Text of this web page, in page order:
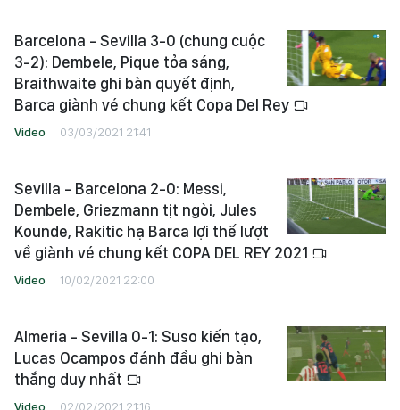
Barcelona - Sevilla 3-0 (chung cuộc
3-2): Dembele, Pique tỏa sáng,
Braithwaite ghi bàn quyết định,
Barca giành vé chung kết Copa Del Rey
Video 03/03/2021 21:41
Sevilla - Barcelona 2-0: Messi,
Dembele, Griezmann tịt ngòi, Jules
Kounde, Rakitic hạ Barca lợi thế lượt
về giành vé chung kết COPA DEL REY 2021
Video 10/02/2021 22:00
Almeria - Sevilla 0-1: Suso kiến tạo,
Lucas Ocampos đánh đầu ghi bàn
thắng duy nhất
Video 02/02/2021 21:16